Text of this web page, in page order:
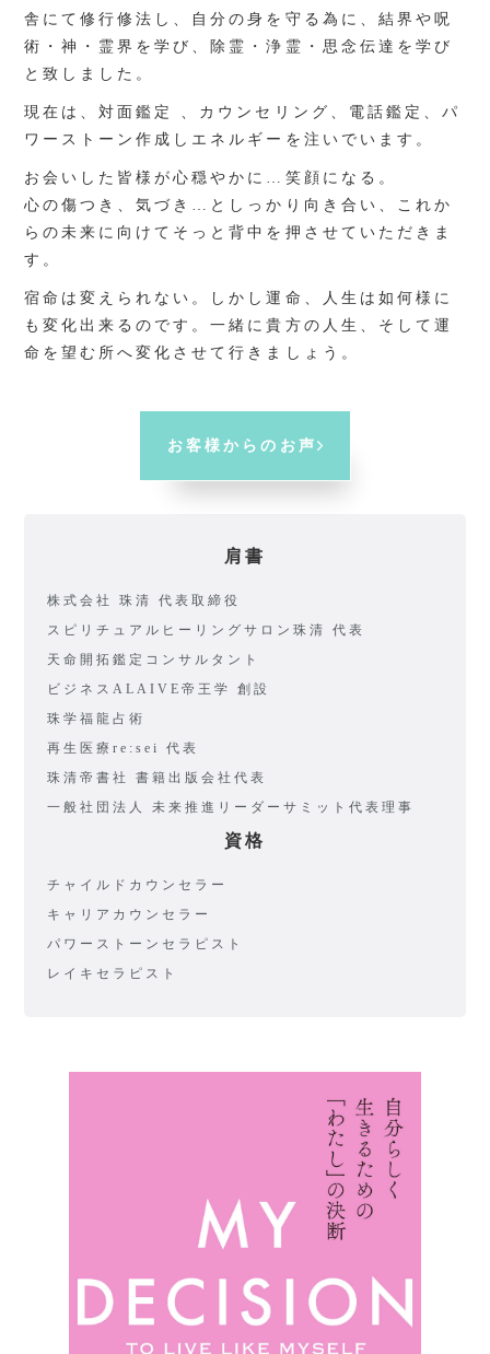
舎にて修行修法し、自分の身を守る為に、結界や呪
術・神・霊界を学び、除霊・浄霊・思念伝達を学び
と致しました。
現在は、対面鑑定 、カウンセリング、電話鑑定、パ
ワーストーン作成しエネルギーを注いでいます。
お会いした皆様が心穏やかに…笑顔になる。
心の傷つき、気づき…としっかり向き合い、これか
らの未来に向けてそっと背中を押させていただきま
す。
宿命は変えられない。しかし運命、人生は如何様に
も変化出来るのです。一緒に貴方の人生、そして運
命を望む所へ変化させて行きましょう。
お客様からのお声
肩書
株式会社 珠清 代表取締役
スピリチュアルヒーリングサロン珠清 代表
天命開拓鑑定コンサルタント
ビジネスALAIVE帝王学 創設
珠学福龍占術
再生医療re:sei 代表
珠清帝書社 書籍出版会社代表
一般社団法人 未来推進リーダーサミット代表理事
資格
チャイルドカウンセラー
キャリアカウンセラー
パワーストーンセラピスト
レイキセラピスト